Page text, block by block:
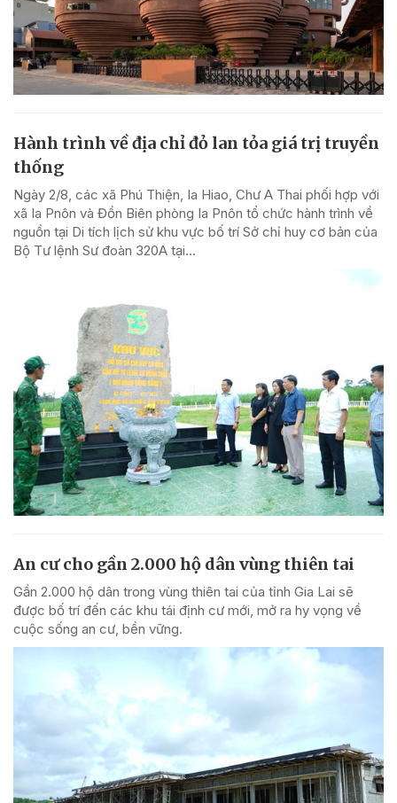
Hành trình về địa chỉ đỏ lan tỏa giá trị truyền
thống
Ngày 2/8, các xã Phú Thiện, Ia Hiao, Chư A Thai phối hợp với
xã Ia Pnôn và Đồn Biên phòng Ia Pnôn tổ chức hành trình về
nguồn tại Di tích lịch sử khu vực bố trí Sở chỉ huy cơ bản của
Bộ Tư lệnh Sư đoàn 320A tại...
An cư cho gần 2.000 hộ dân vùng thiên tai
Gần 2.000 hộ dân trong vùng thiên tai của tỉnh Gia Lai sẽ
được bố trí đến các khu tái định cư mới, mở ra hy vọng về
cuộc sống an cư, bền vững.